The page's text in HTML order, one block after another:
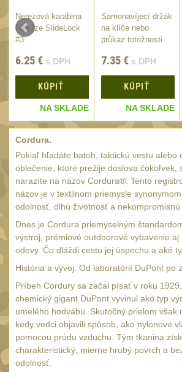
Vector Optics
Čištění 38
AR15
AK4710
.22 10
.223 (5.56mm) 9
.243 .260 (6.5mm)7
.270 .280 (7mm) 8
.30 .308 (7.62mm) 10
12GA, 20GA 14
.40 .4110
.44 .4511
.357 .38 (9mm) 11
1911
Náradie a nástroje 33
Nerezová karabina
Nite Ize SlideLock
#3
6.25 € s DPH
KÚPIŤ
NA SKLADE
Samonavíjecí držák
na klíče nebo
průkaz totožnosti
7.35 € s DPH
KÚPIŤ
NA SKLADE
Cordura.
Pokiaľ hľadáte batoh, taktickú vestu alebo
oblečenie, ktoré prežije doslova čokoľvek,
narazíte na názov Cordura®. Tento
názov je v textilnom priemysle
odolnosť, dlhú životnosť a nekompromisnú
Dnes je Cordura priemyselným
výstroj, prémiové outdoorové vybavenie
odevy. Čo dláždi cestu jej úspechu a aké
História a vývoj: Od laboratórií DuPont po
Príbeh Cordury sa začal písať v roku
chemický gigant DuPont vyvinul ako typ
umelého hodvábu. Skutočný prielom však
kedy vedci objavili spôsob, ako nylonové
pomocou prúdu vzduchu. Tým tkanina
charakteristický, mierne hrubý povrch a
odolnosť.